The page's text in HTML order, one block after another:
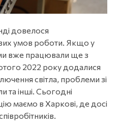
довелося
умов роботи. Якщо у
вже працювали ще з
2022 року додалися
світла, проблеми зі
та інші. Сьогодні
маємо в Харкові, де досі